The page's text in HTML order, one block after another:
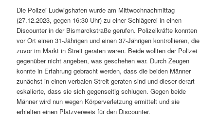
Die Polizei Ludwigshafen wurde am Mittwochnachmittag
(27.12.2023, gegen 16:30 Uhr) zu einer Schlägerei in einen
Discounter in der Bismarckstraße gerufen. Polizeikräfte konnten
vor Ort einen 31-Jährigen und einen 37-Jährigen kontrollieren, die
zuvor im Markt in Streit geraten waren. Beide wollten der Polizei
gegenüber nicht angeben, was geschehen war. Durch Zeugen
konnte in Erfahrung gebracht werden, dass die beiden Männer
zunächst in einen verbalen Streit geraten sind und dieser derart
eskalierte, dass sie sich gegenseitig schlugen. Gegen beide
Männer wird nun wegen Körperverletzung ermittelt und sie
erhielten einen Platzverweis für den Discounter.